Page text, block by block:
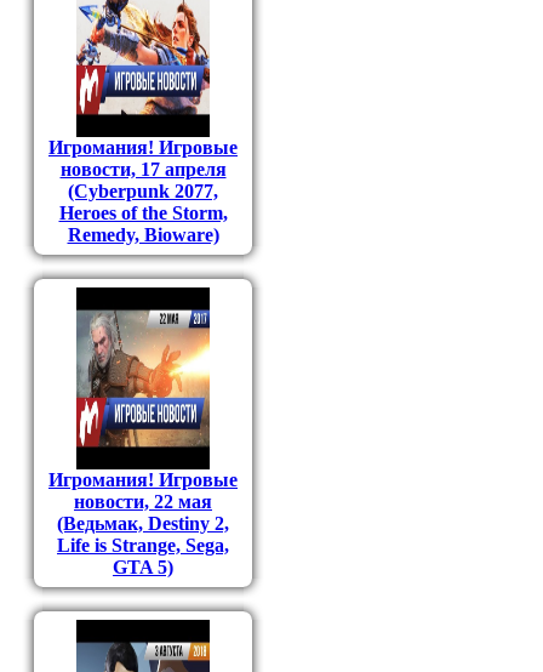
Игромания! Игровые
новости, 17 апреля
(Cyberpunk 2077,
Heroes of the Storm,
Remedy, Bioware)
Игромания! Игровые
новости, 22 мая
(Ведьмак, Destiny 2,
Life is Strange, Sega,
GTA 5)